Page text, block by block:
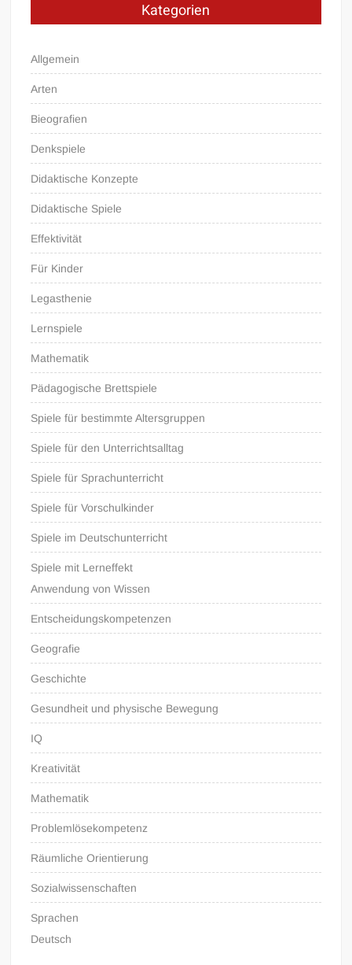
Kategorien
Allgemein
Arten
Bieografien
Denkspiele
Didaktische Konzepte
Didaktische Spiele
Effektivität
Für Kinder
Legasthenie
Lernspiele
Mathematik
Pädagogische Brettspiele
Spiele für bestimmte Altersgruppen
Spiele für den Unterrichtsalltag
Spiele für Sprachunterricht
Spiele für Vorschulkinder
Spiele im Deutschunterricht
Spiele mit Lerneffekt
Anwendung von Wissen
Entscheidungskompetenzen
Geografie
Geschichte
Gesundheit und physische Bewegung
IQ
Kreativität
Mathematik
Problemlösekompetenz
Räumliche Orientierung
Sozialwissenschaften
Sprachen
Deutsch